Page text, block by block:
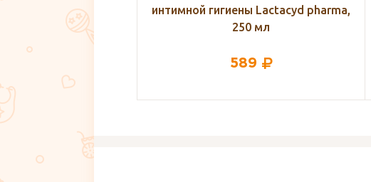
Lactacyd pharma,
роддом 50х90 см, 1 шт.
275